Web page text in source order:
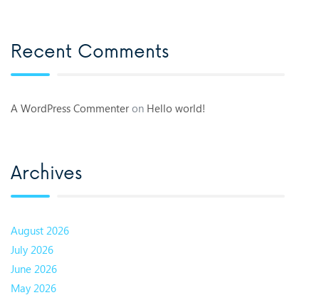
Recent Comments
A WordPress Commenter on Hello world!
Archives
August 2026
July 2026
June 2026
May 2026